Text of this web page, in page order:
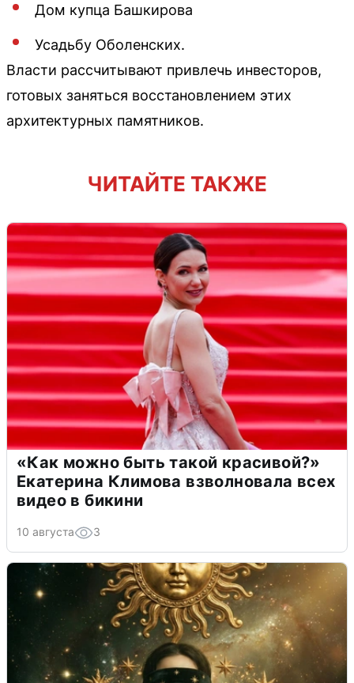
Дом купца Башкирова
Усадьбу Оболенских.
Власти рассчитывают привлечь инвесторов,
готовых заняться восстановлением этих
архитектурных памятников.
ЧИТАЙТЕ ТАКЖЕ
«Как можно быть такой красивой?»
Екатерина Климова взволновала всех
видео в бикини
10 августа 3